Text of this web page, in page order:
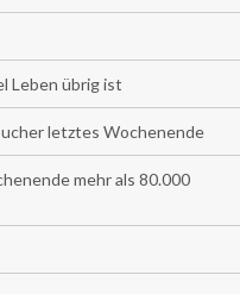
Leben übrig ist
letztes Wochenende
mehr als 80.000